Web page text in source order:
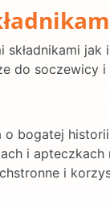
do soczewicy i
bogatej
i
i